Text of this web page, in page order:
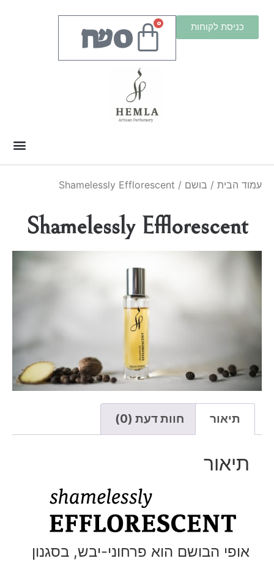
כניסת לקוחות ₪0 0
עמוד הבית / בושם / Shamelessly Efflorescent
Shamelessly Efflorescent
תיאור חוות דעת (0)
תיאור
אופי הבושם הוא פרחוני-יבש, בסגנון